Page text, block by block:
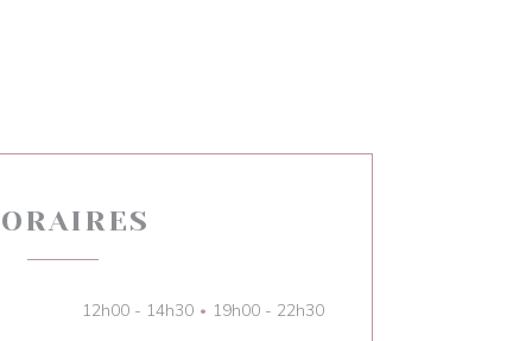
12h00 - 14h30 • 19h00 - 22h30